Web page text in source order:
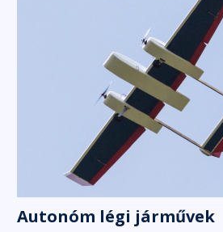
Autonóm légi járművek